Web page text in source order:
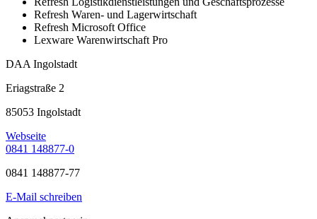
Refresh Waren- und Lagerwirtschaft
Refresh Microsoft Office
Lexware Warenwirtschaft Pro
DAA Ingolstadt
Eriagstraße 2
85053 Ingolstadt
Webseite
0841 148877-0
0841 148877-77
E-Mail schreiben